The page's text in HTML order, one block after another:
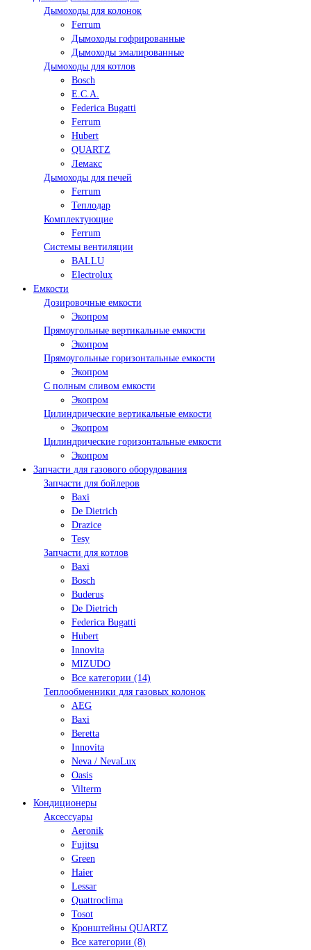
Дымоходы для колонок
Ferrum
Дымоходы гофрированные
Дымоходы эмалированные
Дымоходы для котлов
Bosch
E.C.A.
Federica Bugatti
Ferrum
Hubert
QUARTZ
Лемакс
Дымоходы для печей
Ferrum
Теплодар
Комплектующие
Ferrum
Системы вентиляции
BALLU
Electrolux
Емкости
Дозировочные емкости
Экопром
Прямоугольные вертикальные емкости
Экопром
Прямоугольные горизонтальные емкости
Экопром
С полным сливом емкости
Экопром
Цилиндрические вертикальные емкости
Экопром
Цилиндрические горизонтальные емкости
Экопром
Запчасти для газового оборудования
Запчасти для бойлеров
Baxi
De Dietrich
Drazice
Tesy
Запчасти для котлов
Baxi
Bosch
Buderus
De Dietrich
Federica Bugatti
Hubert
Innovita
MIZUDO
Все категории (14)
Теплообменники для газовых колонок
AEG
Baxi
Beretta
Innovita
Neva / NevaLux
Oasis
Vilterm
Кондиционеры
Аксессуары
Aeronik
Fujitsu
Green
Haier
Lessar
Quattroclima
Tosot
Кронштейны QUARTZ
Все категории (8)